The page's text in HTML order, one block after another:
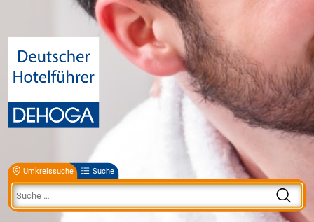
Umkreissuche Suche